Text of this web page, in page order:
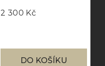
2 300 Kč
DO KOŠÍKU